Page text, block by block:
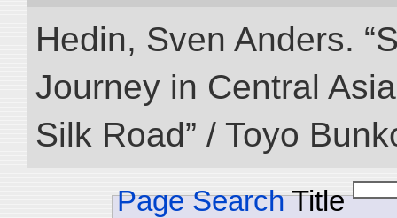
Hedin, Sven Anders.
Journey in Central
Silk Road” / Toyo
Page Search Title